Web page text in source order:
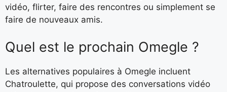
vidéo, flirter, faire des rencontres ou simplement se
faire de nouveaux amis.
Quel est le prochain Omegle ?
Les alternatives populaires à Omegle incluent
Chatroulette, qui propose des conversations vidéo